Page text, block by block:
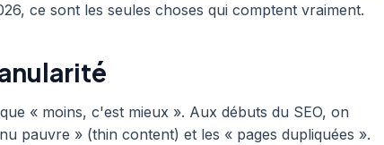
ce sont les seules choses qui comptent vraiment.
« moins, c'est mieux ». Aux débuts du SEO, on
pauvre » (thin content) et les « pages dupliquées ».